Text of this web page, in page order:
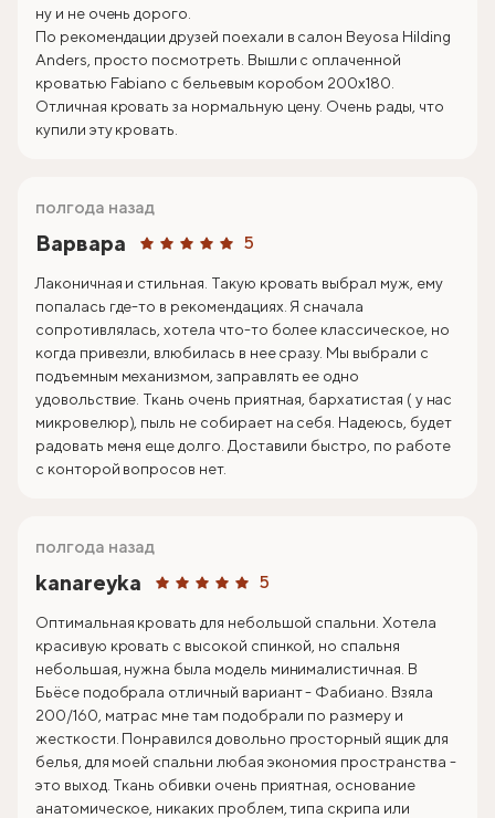
ну и не очень дорого.
По рекомендации друзей поехали в салон Beyosa Hilding
Anders, просто посмотреть. Вышли с оплаченной
кроватью Fabiano с бельевым коробом 200х180.
Отличная кровать за нормальную цену. Очень рады, что
купили эту кровать.
Варвара 5
полгода назад
Лаконичная и стильная. Такую кровать выбрал муж, ему
попалась где-то в рекомендациях. Я сначала
сопротивлялась, хотела что-то более классическое, но
когда привезли, влюбилась в нее сразу. Мы выбрали с
подъемным механизмом, заправлять ее одно
удовольствие. Ткань очень приятная, бархатистая ( у нас
микровелюр), пыль не собирает на себя. Надеюсь, будет
радовать меня еще долго. Доставили быстро, по работе
с конторой вопросов нет.
kanareyka 5
полгода назад
Оптимальная кровать для небольшой спальни. Хотела
красивую кровать с высокой спинкой, но спальня
небольшая, нужна была модель минималистичная. В
Бьёсе подобрала отличный вариант - Фабиано. Взяла
200/160, матрас мне там подобрали по размеру и
жесткости. Понравился довольно просторный ящик для
белья, для моей спальни любая экономия пространства -
это выход. Ткань обивки очень приятная, основание
анатомическое, никаких проблем, типа скрипа или